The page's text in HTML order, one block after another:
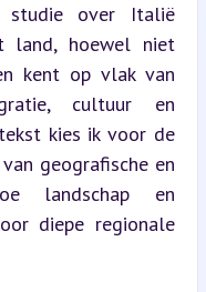
studie over Italië
land, hoewel niet
kent op vlak van
cultuur en
kies ik voor de
geografische en
landschap en
diepe regionale